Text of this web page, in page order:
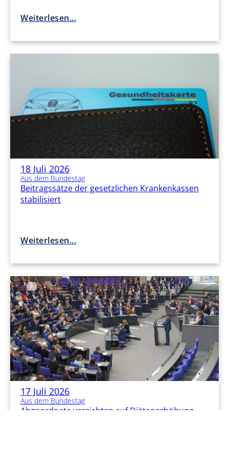
Weiterlesen...
18 Juli 2026
Aus dem Bundestag
Beitragssätze der gesetzlichen Krankenkassen
stabilisiert
Weiterlesen...
17 Juli 2026
Aus dem Bundestag
Abgeordnete verzichten auf Diätenerhöhung